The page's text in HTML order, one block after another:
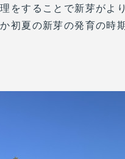
をすることで新芽がよ
初夏の新芽の発育の時